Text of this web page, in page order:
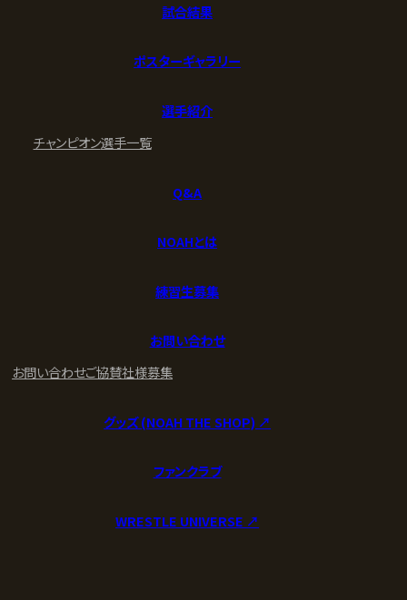
試合結果
ポスターギャラリー
選手紹介
チャンピオン選手一覧
Q&A
NOAHとは
練習生募集
お問い合わせ
お問い合わせご協賛社様募集
グッズ (NOAH THE SHOP) ↗︎
ファンクラブ
WRESTLE UNIVERSE ↗︎